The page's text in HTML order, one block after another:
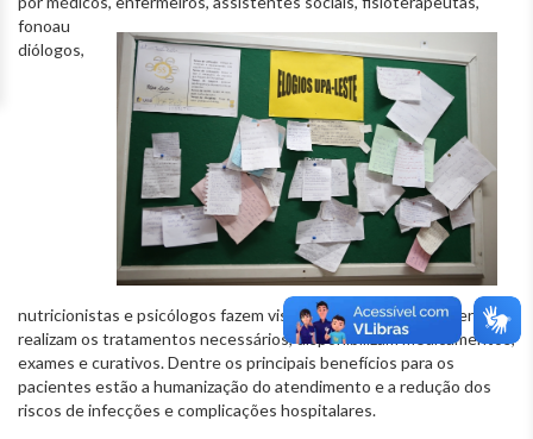
fonoau
diólogos,
nutricionistas e psicólogos fazem visitas periódicas aos pacientes,
realizam os tratamentos necessários, disponibilizam medicamentos,
exames e curativos. Dentre os principais benefícios para os
pacientes estão a humanização do atendimento e a redução dos
riscos de infecções e complicações hospitalares.